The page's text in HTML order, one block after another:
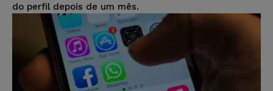
do perfil depois de um mês.